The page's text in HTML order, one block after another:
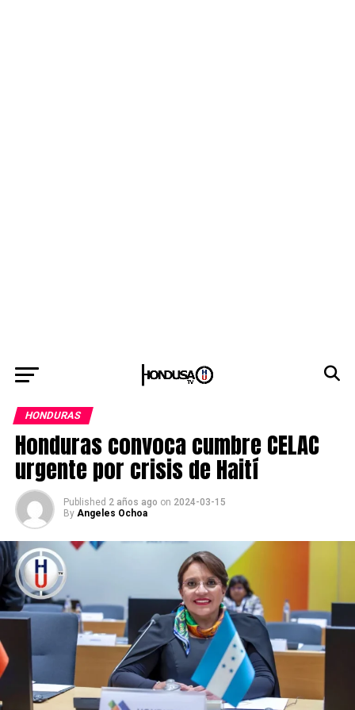
HONDURAS
Honduras convoca cumbre CELAC
urgente por crisis de Haití
Published 2 años ago on 2024-03-15
By Angeles Ochoa